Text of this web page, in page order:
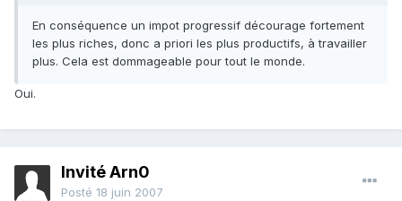
En conséquence un impot progressif décourage fortement
les plus riches, donc a priori les plus productifs, à travailler
plus. Cela est dommageable pour tout le monde.
Oui.
Invité Arn0
Posté 18 juin 2007